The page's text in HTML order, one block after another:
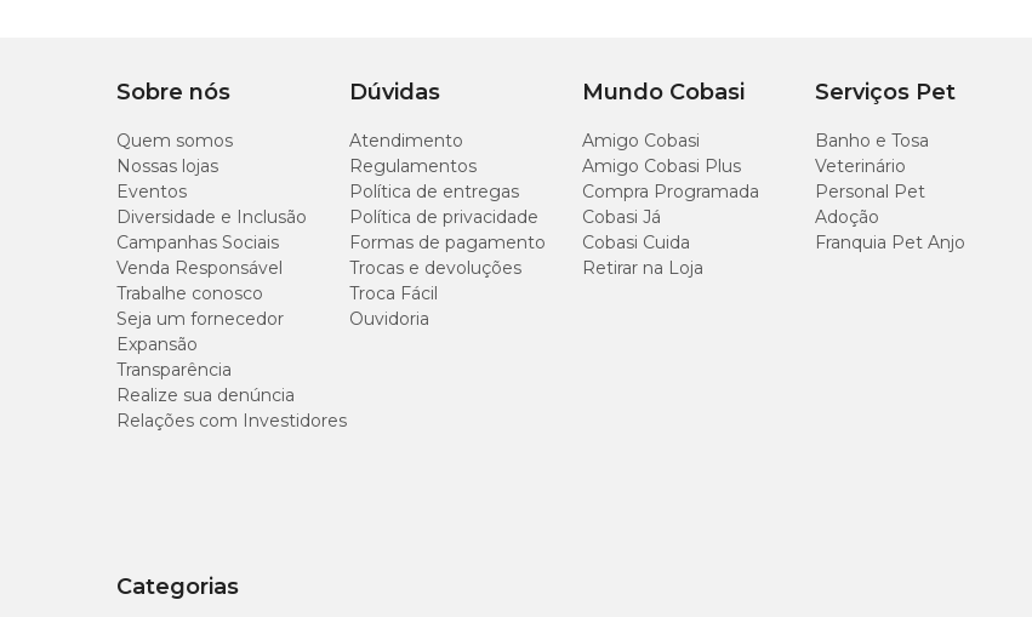
Marca Premier
Gênero Unissex
viridochromogenes e/ou Zea mays).
Níveis de garantia
Umidade (máx.)
Proteína Bruta (mín.)
Extrato Etéreo (mín.)
Matéria Mineral (máx.)
Cálcio (mín.)
Sobre nós
Quem somos
Nossas lojas
Eventos
Diversidade e Inclusão
Campanhas Sociais
Venda Responsável
Trabalhe conosco
Seja um fornecedor
Expansão
Transparência
Realize sua denúncia
Relações com Investidores
Dúvidas
Atendimento
Regulamentos
Política de entregas
Política de privacidade
Formas de pagamento
Trocas e devoluções
Troca Fácil
Ouvidoria
Mundo Cobasi
Amigo Cobasi
Amigo Cobasi Plus
Compra Programada
Cobasi Já
Cobasi Cuida
Retirar na Loja
Serviços Pet
Banho e Tosa
Veterinário
Personal Pet
Adoção
Franquia Pet Anjo
Categorias